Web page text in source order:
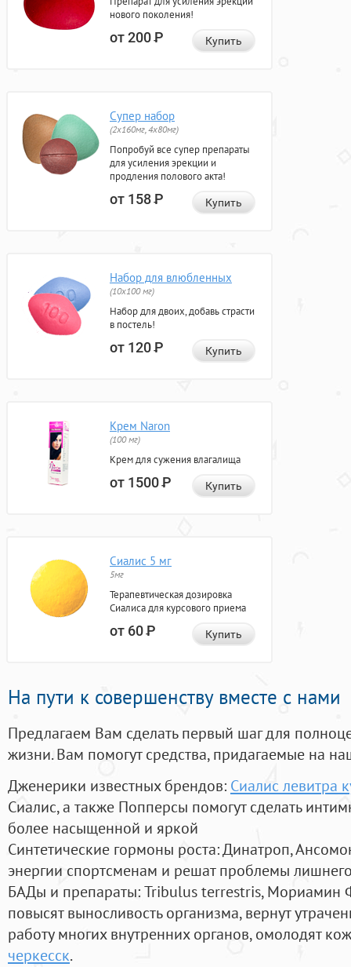
нового поколения!
от 200Р Купить
Супер набор
(2х160мг, 4х80мг)
Попробуй все супер препараты
для усиления эрекции и
продления полового акта!
от 158Р Купить
Набор для влюбленных
(10х100 мг)
Набор для двоих, добавь страсти
в постель!
от 120Р Купить
Крем Naron
(100 мг)
Крем для сужения влагалища
от 1500Р Купить
Сиалис 5 мг
5мг
Терапевтическая дозировка
Сиалиса для курсового приема
от 60Р Купить
На пути к совершенству вместе с нами
Предлагаем Вам сделать первый шаг для
жизни. Вам помогут средства, придагаемые на
Дженерики известных брендов: Сиалис левитра
Сиалис, а также Попперсы помогут сделать
более насыщенной и яркой
Синтетические гормоны роста: Динатроп,
энергии спортсменам и решат проблемы
БАДы и препараты:Tribulus terrestris, Мориамин
повысят выносливость организма, вернут
работу многих внутренних органов, омолодят
черкесск.